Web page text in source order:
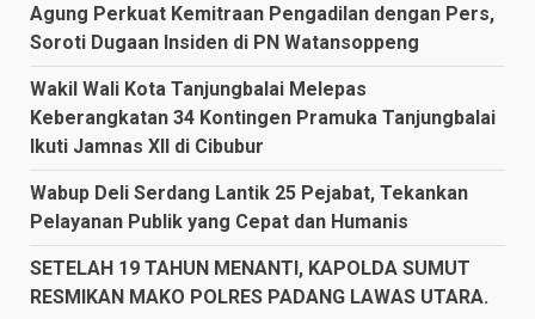
Agung Perkuat Kemitraan Pengadilan dengan Pers,
Soroti Dugaan Insiden di PN Watansoppeng
Wakil Wali Kota Tanjungbalai Melepas
Keberangkatan 34 Kontingen Pramuka Tanjungbalai
Ikuti Jamnas XII di Cibubur
Wabup Deli Serdang Lantik 25 Pejabat, Tekankan
Pelayanan Publik yang Cepat dan Humanis
SETELAH 19 TAHUN MENANTI, KAPOLDA SUMUT
RESMIKAN MAKO POLRES PADANG LAWAS UTARA.